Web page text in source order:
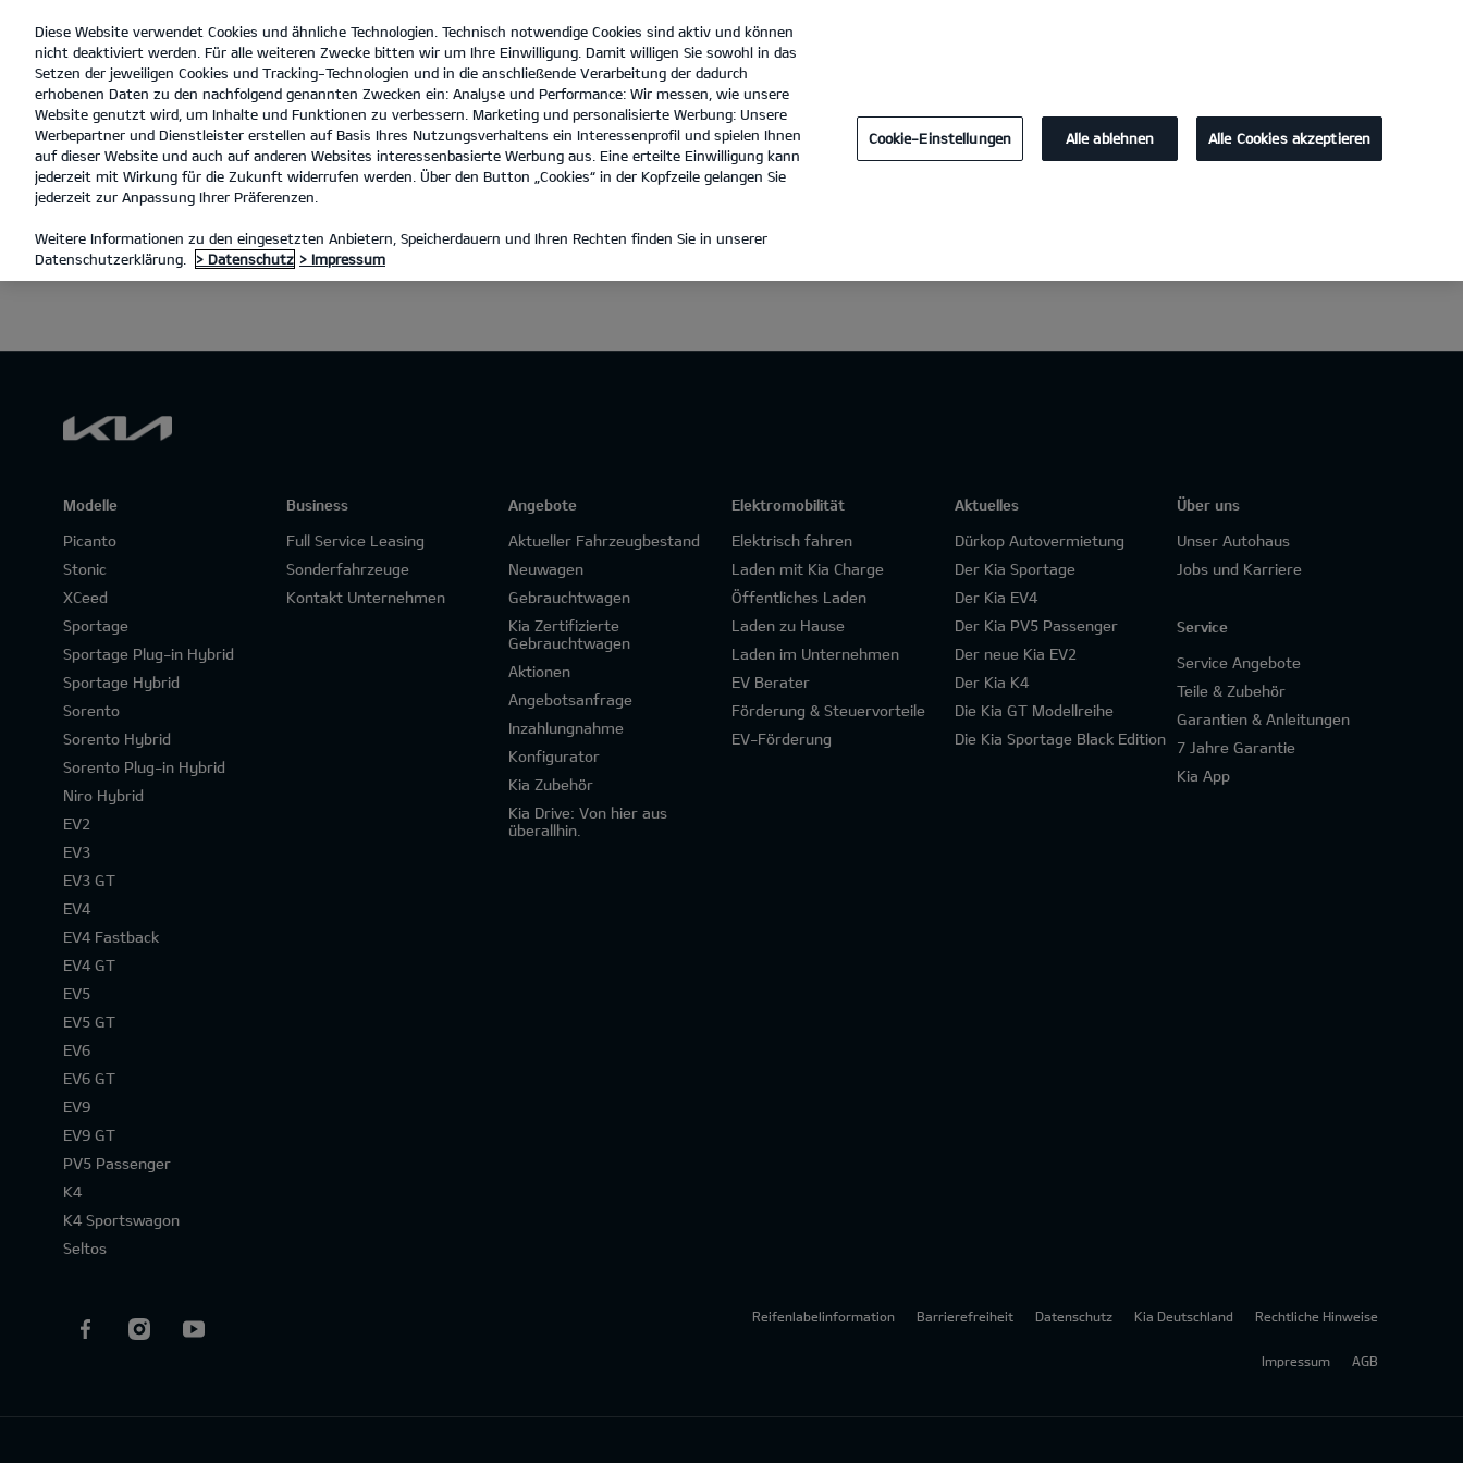
open
menu
Dürkop GmbH Filiale Goslar Tel. :
Modelle
Picanto
Stonic
XCeed
Sportage
Sportage Plug-in Hybrid
Sportage Hybrid
Sorento
Sorento Hybrid
Sorento Plug-in Hybrid
Niro Hybrid
EV2
EV3
EV3 GT
EV4
EV4 Fastback
EV4 GT
EV5
EV5 GT
EV6
EV6 GT
EV9
EV9 GT
PV5 Passenger
K4
K4 Sportswagon
Seltos
Business
Full Service Leasing
Sonderfahrzeuge
Kontakt Unternehmen
Angebote
Aktueller Fahrzeugbestand
Neuwagen
Gebrauchtwagen
Kia Zertifizierte
Gebrauchtwagen
Aktionen
Angebotsanfrage
Inzahlungnahme
Konfigurator
Kia Zubehör
Kia Drive: Von hier aus
überallhin.
Elektromobilität
Elektrisch fahren
Laden mit Kia Charge
Öffentliches Laden
Laden zu Hause
Laden im Unternehmen
EV Berater
Förderung & Steuervorteile
EV-Förderung
Aktuelles
Dürkop Autovermietung
Der Kia Sportage
Der Kia EV4
Der Kia PV5 Passenger
Der neue Kia EV2
Der Kia K4
Die Kia GT Modellreihe
Die Kia Sportage Black Edition
Über uns
Unser Autohaus
Jobs und Karriere
Service
Service Angebote
Teile & Zubehör
Garantien & Anleitungen
7 Jahre Garantie
Kia App
Reifenlabelinformation Barrierefreiheit Datenschutz Kia Deutschland Rechtliche Hinweise
Impressum AGB
Diese Website verwendet Cookies und ähnliche Technologien. Technisch notwendige Cookies sind aktiv und können
nicht deaktiviert werden. Für alle weiteren Zwecke bitten wir um Ihre Einwilligung. Damit willigen Sie sowohl in das
Setzen der jeweiligen Cookies und Tracking-Technologien und in die anschließende Verarbeitung der dadurch
erhobenen Daten zu den nachfolgend genannten Zwecken ein: Analyse und Performance: Wir messen, wie unsere
Website genutzt wird, um Inhalte und Funktionen zu verbessern. Marketing und personalisierte Werbung: Unsere
Werbepartner und Dienstleister erstellen auf Basis Ihres Nutzungsverhaltens ein Interessenprofil und spielen Ihnen
auf dieser Website und auch auf anderen Websites interessenbasierte Werbung aus. Eine erteilte Einwilligung kann
jederzeit mit Wirkung für die Zukunft widerrufen werden. Über den Button „Cookies“ in der Kopfzeile gelangen Sie
jederzeit zur Anpassung Ihrer Präferenzen.
Weitere Informationen zu den eingesetzten Anbietern, Speicherdauern und Ihren Rechten finden Sie in unserer
Datenschutzerklärung.
> Datenschutz > Impressum
Cookie-Einstellungen Alle ablehnen Alle Cookies akzeptieren